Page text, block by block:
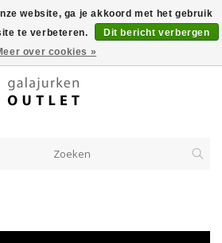
website, ga je akkoord met het gebruik
te verbeteren.
Dit bericht verbergen
over cookies »